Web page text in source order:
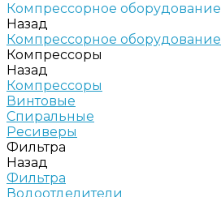
Компрессорное оборудование
Назад
Компрессорное оборудование
Компрессоры
Назад
Компрессоры
Винтовые
Спиральные
Ресиверы
Фильтра
Назад
Фильтра
Водоотделители